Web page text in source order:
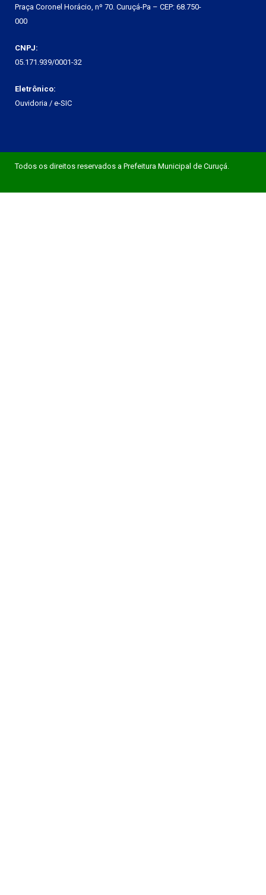
Praça Coronel Horácio, nº 70. Curuçá-Pa – CEP: 68.750-
000
CNPJ:
05.171.939/0001-32
Eletrônico:
Ouvidoria / e-SIC
Todos os direitos reservados a Prefeitura Municipal de Curuçá.